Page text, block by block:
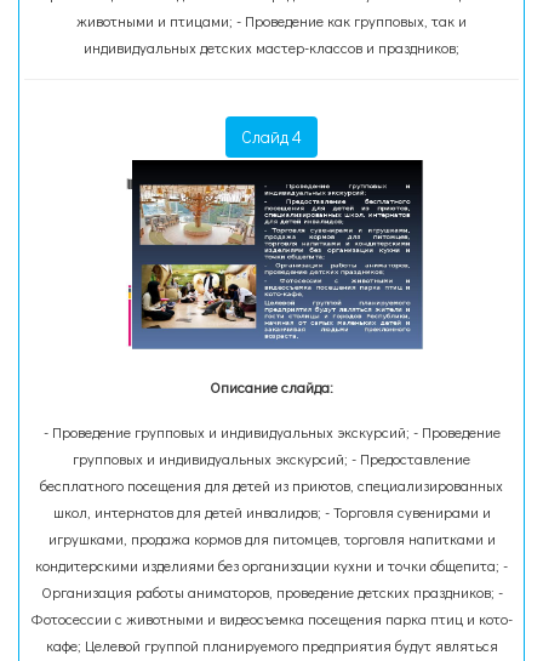
животными и птицами; - Проведение как групповых, так и
индивидуальных детских мастер-классов и праздников;
Слайд 4
Описание слайда:
- Проведение групповых и индивидуальных экскурсий; - Проведение
групповых и индивидуальных экскурсий; - Предоставление
бесплатного посещения для детей из приютов, специализированных
школ, интернатов для детей инвалидов; - Торговля сувенирами и
игрушками, продажа кормов для питомцев, торговля напитками и
кондитерскими изделиями без организации кухни и точки общепита; -
Организация работы аниматоров, проведение детских праздников; -
Фотосессии с животными и видеосъемка посещения парка птиц и кото-
кафе; Целевой группой планируемого предприятия будут являться